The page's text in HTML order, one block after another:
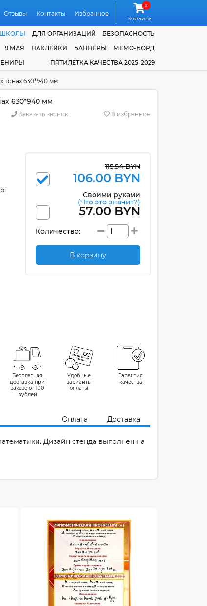
Отзывы Контакты Избранное
0
Корзина
ДЛЯ ОРГАНИЗАЦИЙ
БЕЗОПАСНОСТЬ
9 МАЯ НАКЛЕЙКИ БАННЕРЫ
МЕМО-БОРД
ПЯТИЛЕТКА КАЧЕСТВА 2025-2029
тонах 630*940 мм
630*940 мм
Заказать звонок В избранное
115.54 BYN
106.00 BYN
Своими руками
(Что это значит?)
57.00 BYN
Количество:
В корзину
Бесплатная
доставка при
заказе от 100
рублей
Удобные
варианты
оплаты
Гарантия
качества
Оплата Доставка
Дизайн стенда выполнен на